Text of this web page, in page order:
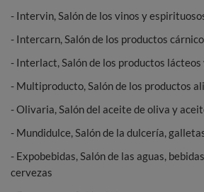
- Intervin, Salón de los vinos y
- Intercarn, Salón de los productos
- Interlact, Salón de los productos lácteos
- Multiproducto, Salón de los productos
- Olivaria, Salón del aceite de oliva y
- Mundidulce, Salón de la dulcería,
- Expobebidas, Salón de las aguas,
cervezas